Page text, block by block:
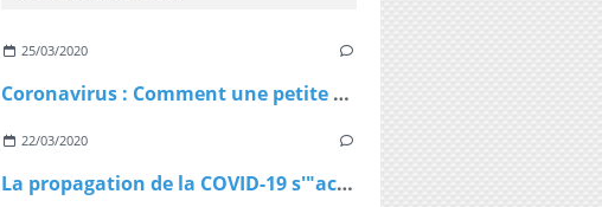
25/03/2020
Coronavirus : Comment une petite station de ski autrichienne a accéléré la propagation du virus
22/03/2020
La propagation de la COVID-19 s'"accélère" au Royaume-Uni